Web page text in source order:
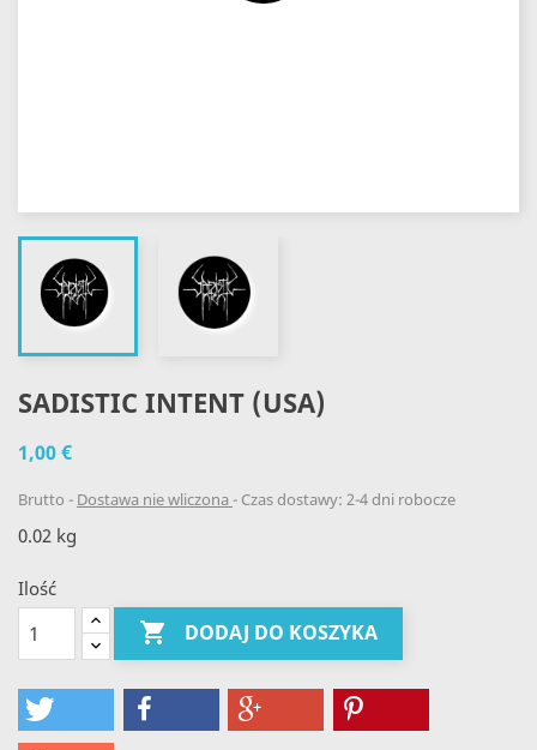
SADISTIC INTENT (USA)
1,00 €
Brutto Dostawa nie wliczona Czas dostawy: 2-4 dni robocze
0.02 kg
Ilość
 DODAJ DO KOSZYKA